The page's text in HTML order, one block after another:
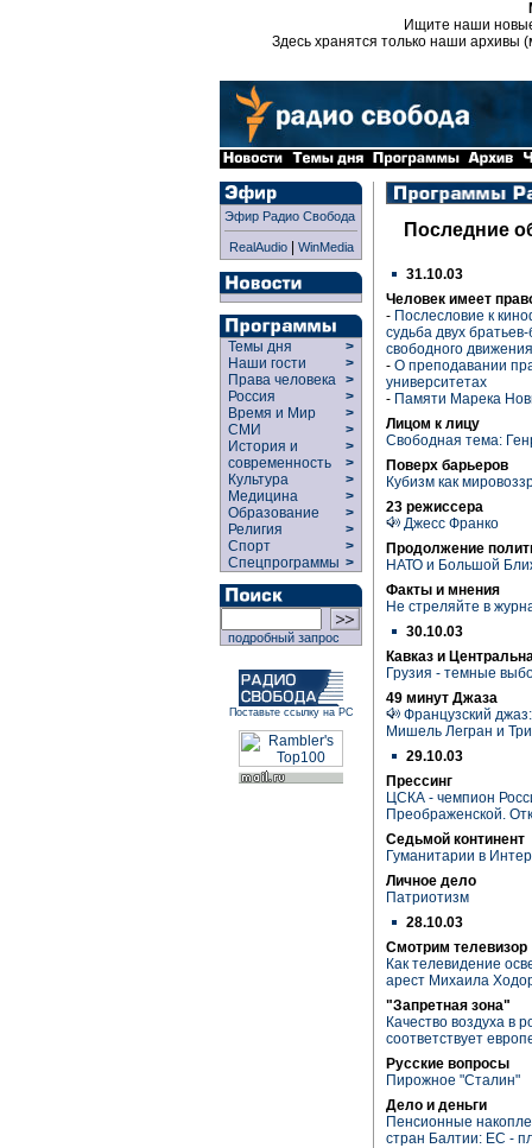
Ищите наши
Здесь хранятся только наши архивы
Эфир Радио Свобода
RealAudio| WinMedia
Темы дня
>
Наши гости
>
Права человека >
Россия
>
Время и Мир
>
СМИ
>
История и
современность
>
>
Культура
>
Медицина
>
Образование
>
Религия
>
Спорт
>
Спецпрограммы >
подробный запрос
Поставьте ссылку на РС
Последние
31.10.03
Человек имеет
- Послесловие к
судьба двух
свободного
- О преподавании
университетах
- Памяти Марека
Лицом к лицу
Свободная тема:
Поверх барьеров
Кубизм как
23 режиссера
Джесс Франко
Продолжение
НАТО и Большой
Факты и мнения
Не стреляйте в
30.10.03
Кавказ и
Грузия - темные
49 минут Джаза
Французский
Мишель Легран и
29.10.03
Прессинг
ЦСКА - чемпион
Преображенской.
Седьмой континент
Гуманитарии в
Личное дело
Патриотизм
28.10.03
Смотрим телевизор
Как телевидение
арест Михаила
"Запретная зона"
Качество воздуха в
соответствует
Русские вопросы
Пирожное "Сталин"
Дело и деньги
Пенсионные
стран Балтии: ЕС -